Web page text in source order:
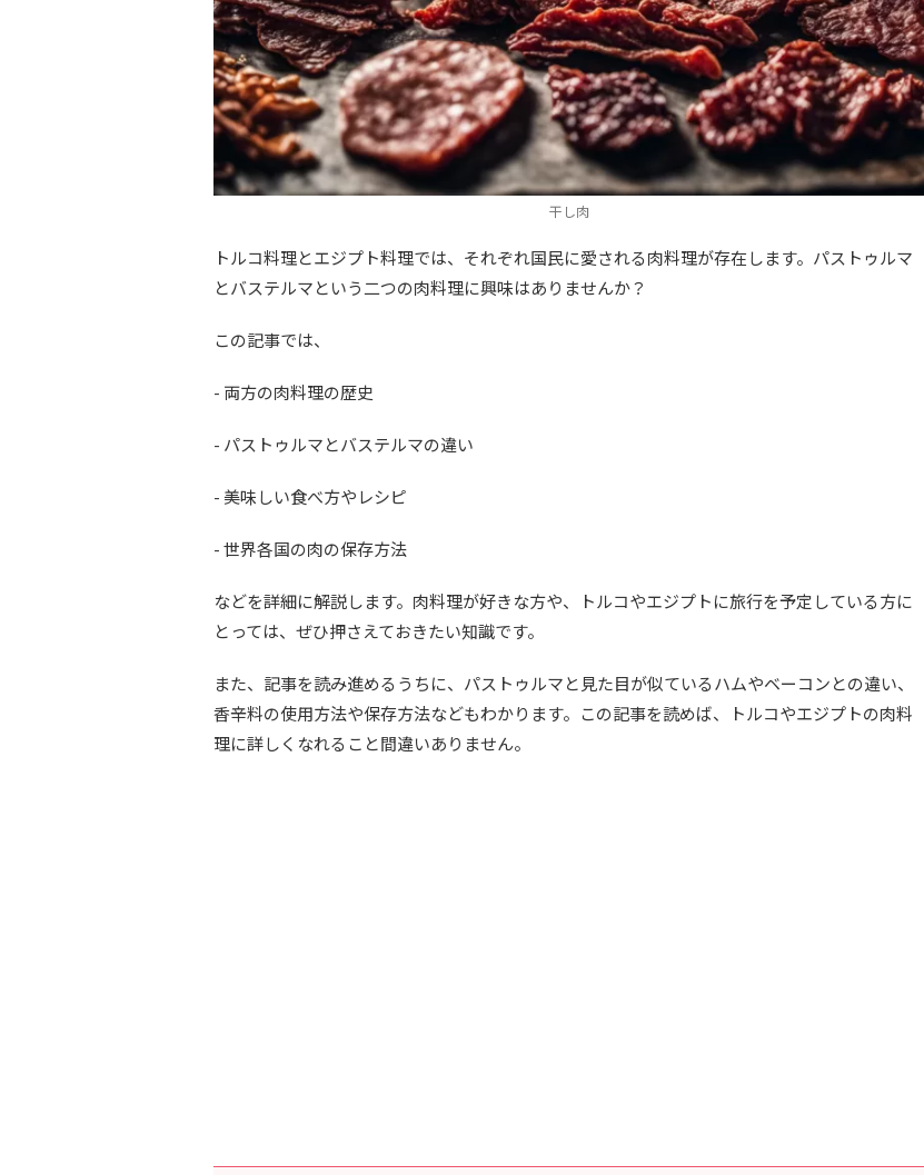
干し肉
トルコ料理とエジプト料理では、それぞれ国民に愛される肉料理が存在します。パストゥルマ
とバステルマという二つの肉料理に興味はありませんか？
この記事では、
- 両方の肉料理の歴史
- パストゥルマとバステルマの違い
- 美味しい食べ方やレシピ
- 世界各国の肉の保存方法
などを詳細に解説します。肉料理が好きな方や、トルコやエジプトに旅行を予定している方に
とっては、ぜひ押さえておきたい知識です。
また、記事を読み進めるうちに、パストゥルマと見た目が似ているハムやベーコンとの違い、
香辛料の使用方法や保存方法などもわかります。この記事を読めば、トルコやエジプトの肉料
理に詳しくなれること間違いありません。